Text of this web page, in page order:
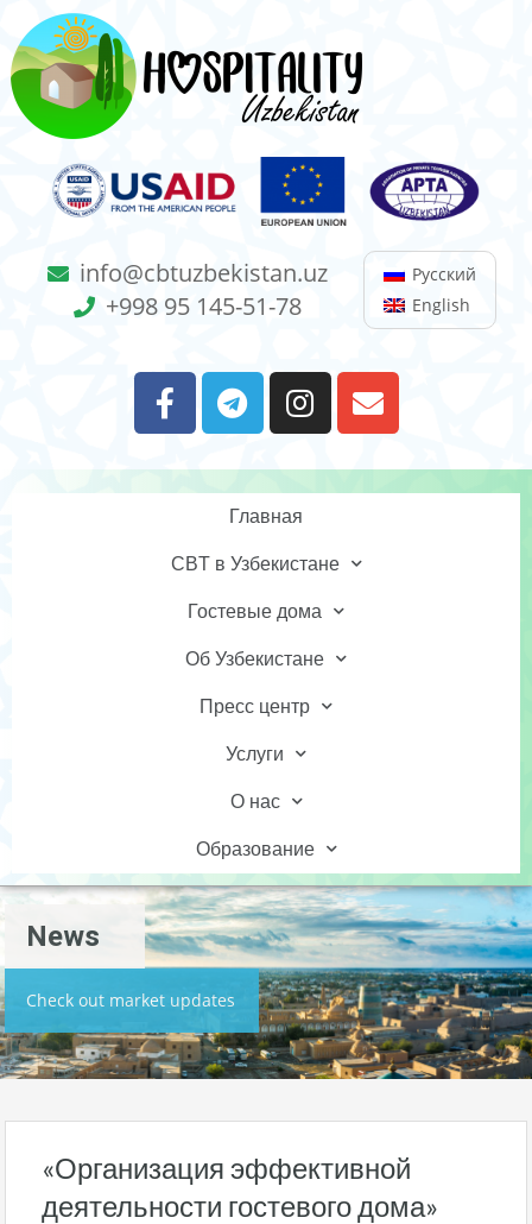
info@cbtuzbekistan.uz
+998 95 145-51-78
Русский
English
Главная
CBT в Узбекистане
Гостевые дома
Об Узбекистане
Пресс центр
Услуги
О нас
Образование
News
Check out market updates
«Организация эффективной
деятельности гостевого дома»